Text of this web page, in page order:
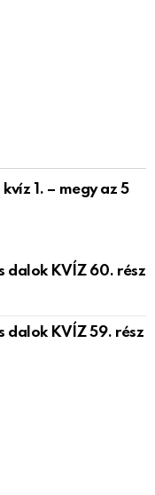
1. – megy az 5
dalok KVÍZ 60. rész
dalok KVÍZ 59. rész